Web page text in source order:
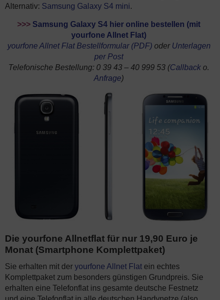
Alternativ: Samsung Galaxy S4 mini.
>>> Samsung Galaxy S4 hier online bestellen (mit
yourfone Allnet Flat)
yourfone Allnet Flat Bestellformular (PDF) oder Unterlagen
per Post
Telefonische Bestellung: 0 39 43 – 40 999 53 (Callback o.
Anfrage)
Die yourfone Allnetflat für nur 19,90 Euro je
Monat (Smartphone Komplettpaket)
Sie erhalten mit der yourfone Allnet Flat ein echtes
Komplettpaket zum besonders günstigen Grundpreis. Sie
erhalten eine Telefonflat ins gesamte deutsche Festnetz